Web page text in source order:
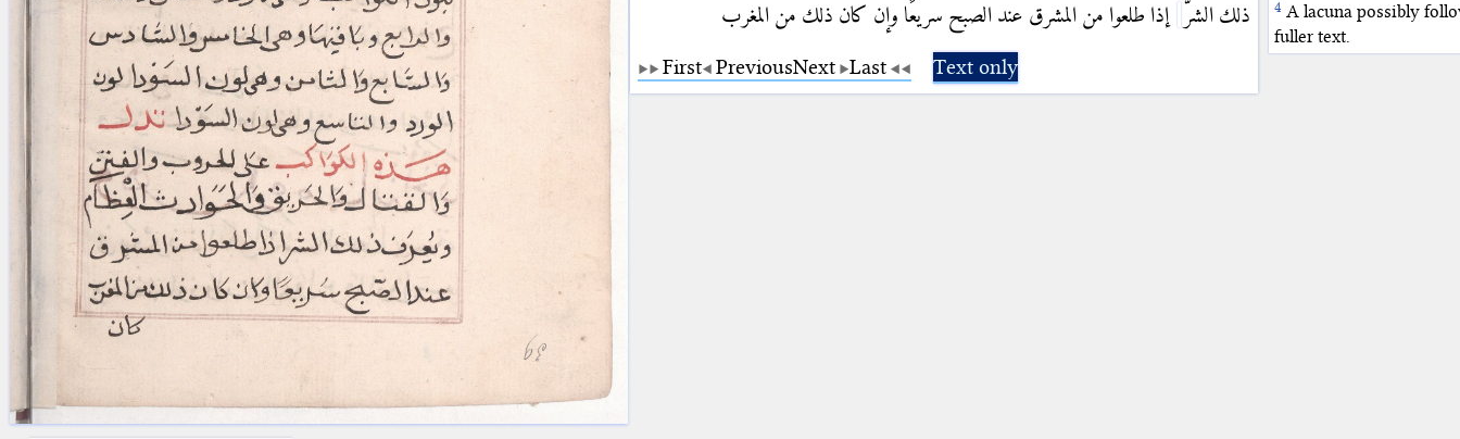
Conference
Arabic Works
Arabic Manuscripts
Latin Works
Latin Manuscripts
Latin Early Prints
Images
Texts
Resources
ذلك الشرّ
A lacuna possibly
fuller text.
إذا طلعوا من المشرق عند الصبح سريعًا وإن كان ذلك من المغرب
First PreviousNext Last Text only